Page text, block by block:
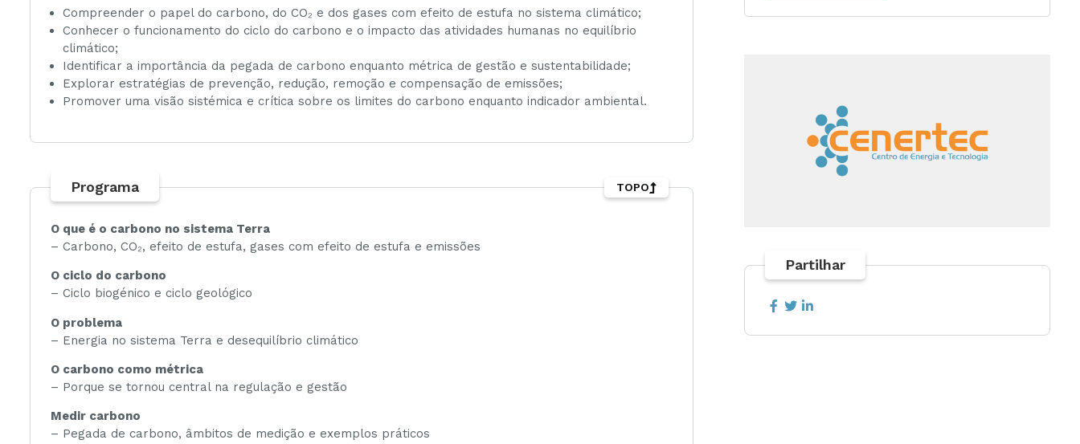
Compreender o papel do carbono, do CO₂ e dos gases com efeito de estufa no sistema climático;
Conhecer o funcionamento do ciclo do carbono e o impacto das atividades humanas no equilíbrio
climático;
Identificar a importância da pegada de carbono enquanto métrica de gestão e sustentabilidade;
Explorar estratégias de prevenção, redução, remoção e compensação de emissões;
Promover uma visão sistémica e crítica sobre os limites do carbono enquanto indicador ambiental.
Programa
O que é o carbono no sistema Terra
– Carbono, CO₂, efeito de estufa, gases com efeito de estufa e emissões
O ciclo do carbono
– Ciclo biogénico e ciclo geológico
O problema
– Energia no sistema Terra e desequilíbrio climático
O carbono como métrica
– Porque se tornou central na regulação e gestão
Medir carbono
– Pegada de carbono, âmbitos de medição e exemplos práticos
TOPO
Partilhar